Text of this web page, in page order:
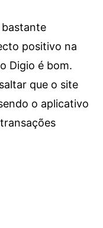
positivo na
Digio é bom.
que o site
o aplicativo